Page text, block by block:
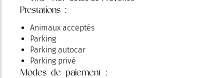
Prestations :
Animaux acceptés
Parking
Parking autocar
Parking privé
Modes de paiement :